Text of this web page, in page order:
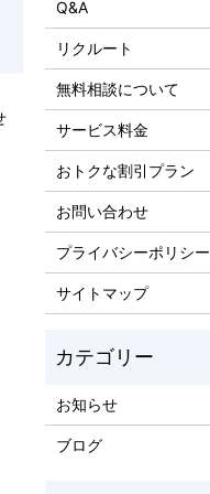
Q&A
リクルート
無料相談について
サービス料金
おトクな割引プラン
お問い合わせ
プライバシーポリシー
サイトマップ
お知らせ
ブログ